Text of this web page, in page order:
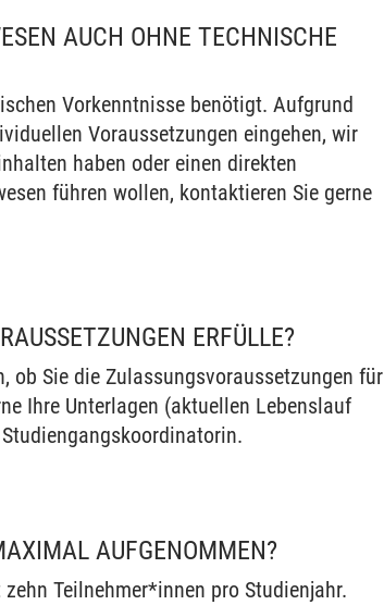
AUCH OHNE TECHNISCHE
Vorkenntnisse benötigt. Aufgrund
Voraussetzungen eingehen, wir
haben oder einen direkten
führen wollen, kontaktieren Sie gerne
ERFÜLLE?
Sie die Zulassungsvoraussetzungen für
Ihre Unterlagen (aktuellen Lebenslauf
AUFGENOMMEN?
Teilnehmer*innen pro Studienjahr.